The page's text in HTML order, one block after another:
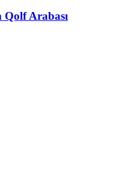
Arabası